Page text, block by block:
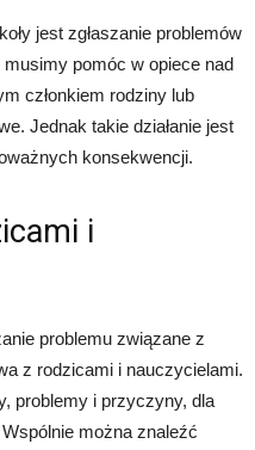
jest zgłaszanie problemów
pomóc w opiece nad
członkiem rodziny lub
Jednak takie działanie jest
konsekwencji.
i
problemu związane z
z rodzicami i nauczycielami.
problemy i przyczyny, dla
można znaleźć